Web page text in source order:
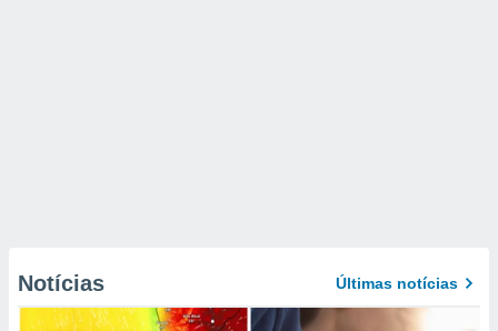
Notícias Últimas notícias